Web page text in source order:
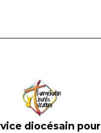
diocésain pour